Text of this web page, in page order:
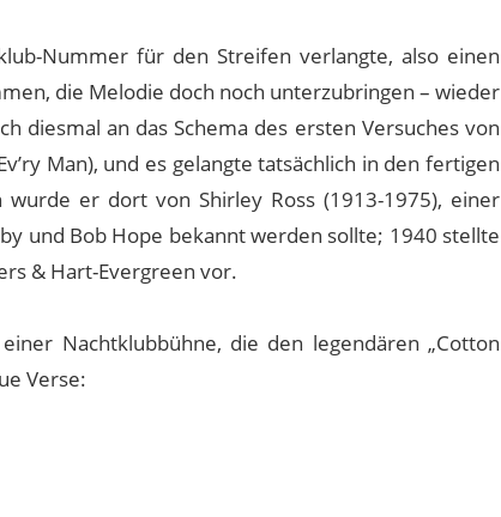
Nummer für den Streifen verlangte, also einen
die Melodie doch noch unterzubringen – wieder
diesmal an das Schema des ersten Versuches von
Man), und es gelangte tatsächlich in den fertigen
er dort von Shirley Ross (1913-1975), einer
und Bob Hope bekannt werden sollte; 1940 stellte
& Hart-Evergreen vor.
Nachtklubbühne, die den legendären „Cotton
Verse: